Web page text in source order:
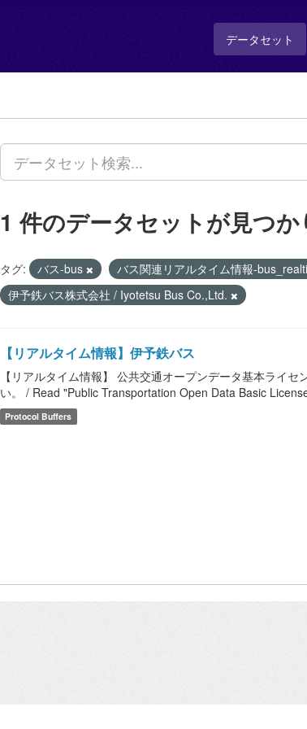
データセット
1 件のデータセットが見つか
タグ: バス-bus バス関連リアルタイム情報-
伊予鉄バス株式会社 / Iyotetsu Bus Co.,Ltd.
【リアルタイム情報】伊予鉄バス
【リアルタイム情報】 公共交通オープンデータ基本ライ
い。 / Read "Public Transportation Open Data Basic
Protocol Buffers